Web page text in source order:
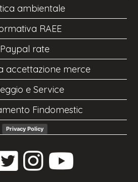
ambientale
RAEE
Paypal rate
accettazione merce
e Service
Findomestic
Privacy Policy